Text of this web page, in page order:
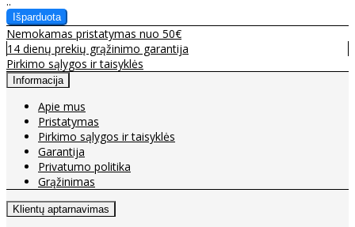
Nemokamas pristatymas nuo 50€
14 dienų prekių grąžinimo garantija
Pirkimo sąlygos ir taisyklės
Informacija
Apie mus
Pristatymas
Pirkimo sąlygos ir taisyklės
Garantija
Privatumo politika
Grąžinimas
Klientų aptarnavimas